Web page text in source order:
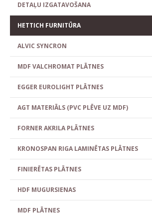
DETAĻU IZGATAVOŠANA
HETTICH FURNITŪRA
ALVIC SYNCRON
MDF VALCHROMAT PLĀTNES
EGGER EUROLIGHT PLĀTNES
AGT MATERIĀLS (PVC PLĒVE UZ MDF)
FORNER AKRILA PLĀTNES
KRONOSPAN RIGA LAMINĒTAS PLĀTNES
FINIERĒTAS PLĀTNES
HDF MUGURSIENAS
MDF PLĀTNES